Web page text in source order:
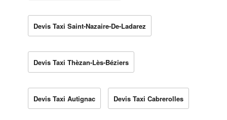
Devis Taxi Saint-Nazaire-De-Ladarez
Devis Taxi Thèzan-Lès-Béziers
Devis Taxi Autignac Devis Taxi Cabrerolles